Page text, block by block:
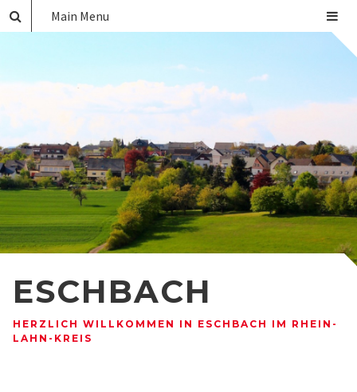
ESCHBACH
HERZLICH WILLKOMMEN IN ESCHBACH IM RHEIN-
LAHN-KREIS
Main Menu